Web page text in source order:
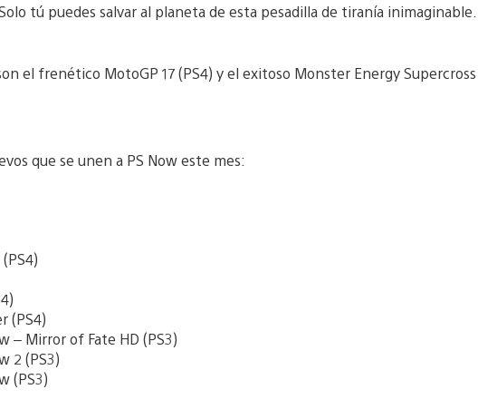
tú puedes salvar al planeta de esta pesadilla de tiranía inimaginable.
el frenético MotoGP 17 (PS4) y el exitoso Monster Energy Supercross
que se unen a PS Now este mes:
(PS4)
– Mirror of Fate HD (PS3)
2 (PS3)
(PS3)